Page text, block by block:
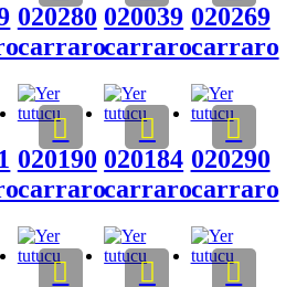
020280
carraro
020039
carraro
020269
carraro
020190
carraro
020184
carraro
020290
carraro